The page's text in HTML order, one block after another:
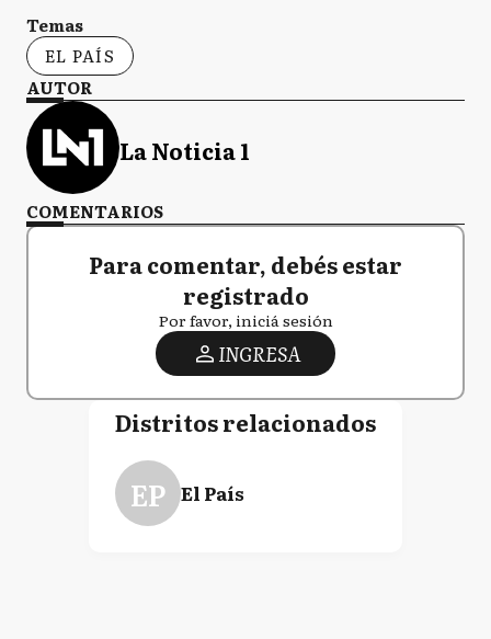
Temas
EL PAÍS
AUTOR
La Noticia 1
COMENTARIOS
Para comentar, debés estar
registrado
Por favor, iniciá sesión
INGRESA
Distritos relacionados
EP El País